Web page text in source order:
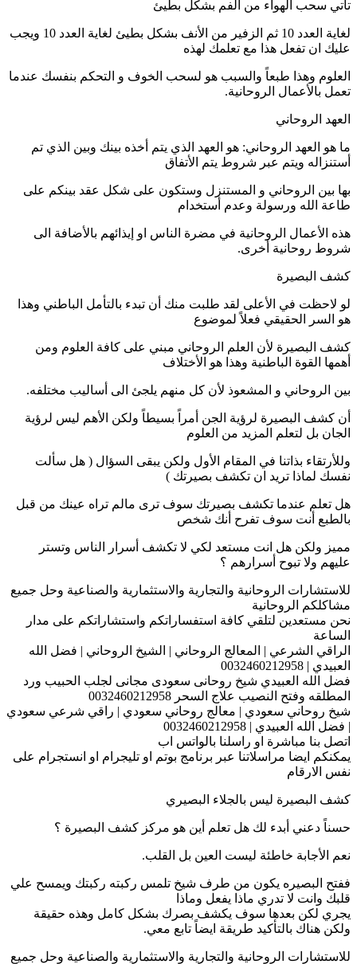
تأتي سحب الهواء من الفم بشكل بطيئ
لغاية العدد 10 ثم الزفير من الأنف بشكل بطيئ لغاية العدد 10 ويجب
عليك ان تفعل هذا مع تعلمك لهذه
العلوم وهذا طبعاً والسبب هو لسحب الخوف و التحكم بنفسك عندما
تعمل بالأعمال الروحانية.
العهد الروحاني
ما هو العهد الروحاني: هو العهد الذي يتم أخذه بينك وبين الذي تم
أستنزاله ويتم عبر شروط يتم الأتفاق
بها بين الروحاني و المستنزل وستكون على شكل عقد بينكم على
طاعة الله ورسولة وعدم أستخدام
هذه الأعمال الروحانية في مضرة الناس او إيذائهم بالأضافة الى
شروط روحانية أخرى.
كشف البصيرة
لو لاحظت في الأعلى لقد طلبت منك أن تبدء بالتأمل الباطني وهذا
هو السر الحقيقي فعلاً لموضوع
كشف البصيرة لأن العلم الروحاني مبني على كافة العلوم ومن
أهمها القوة الباطنية وهذا هو الأختلاف
بين الروحاني و المشعوذ لأن كل منهم يلجئ الى أساليب مختلفه.
أن كشف البصيرة لرؤية الجن أمراً بسيطاً ولكن الأهم ليس لرؤية
الجان بل لتعلم المزيد من العلوم
وللأرتقاء بذاتنا في المقام الأول ولكن يبقى السؤال ( هل سألت
نفسك لماذا تريد ان تكشف بصيرتك )
هل تعلم عندما تكشف بصيرتك سوف ترى مالم تراه عينك من قبل
بالطبع أنت سوف تفرح أنك شخص
مميز ولكن هل انت مستعد لكي لا تكشف أسرار الناس وتستر
عليهم ولا تبوح أسرارهم ؟
للاستشارات الروحانية والتجارية والاستثمارية والصناعية وحل جميع
مشاكلكم الروحانية
نحن مستعدين لتلقي كافة استفساراتكم واستشاراتكم على مدار
الساعة
الراقي الشرعي | المعالج الروحاني | الشيخ الروحاني | فضل الله
العبيدي | 0032460212958
فضل الله العبيدي شيخ روحانى سعودى مجانى لجلب الحبيب ورد
المطلقه وفتح النصيب علاج السحر 0032460212958
شيخ روحاني سعودي | معالج روحاني سعودي | راقي شرعي سعودي
| فضل الله العبيدي | 0032460212958
اتصل بنا مباشرة او راسلنا بالواتس اب
يمكنكم ايضا مراسلاتنا عبر برنامج بوتم او تليجرام او انستجرام على
نفس الارقام
كشف البصيرة ليس بالجلاء البصيري
حسناً دعني أبدء لك هل تعلم أين هو مركز كشف البصيرة ؟
نعم الأجابة خاطئة ليست العين بل القلب.
ففتح البصيره يكون من طرف شيخ تلمس ركبته ركبتك ويمسح علي
قلبك وانت لا تدري ماذا يفعل وماذا
يجري لكن بعدها سوف يكشف بصرك بشكل كامل وهذه حقيقة
ولكن هناك بالتأكيد طريقة ايضاً تابع معي.
للاستشارات الروحانية والتجارية والاستثمارية والصناعية وحل جميع